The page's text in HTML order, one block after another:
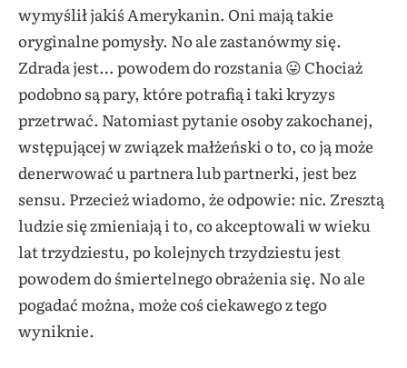
wymyślił jakiś Amerykanin. Oni mają takie
oryginalne pomysły. No ale zastanówmy się.
Zdrada jest… powodem do rozstania 😛 Chociaż
podobno są pary, które potrafią i taki kryzys
przetrwać. Natomiast pytanie osoby zakochanej,
wstępującej w związek małżeński o to, co ją może
denerwować u partnera lub partnerki, jest bez
sensu. Przecież wiadomo, że odpowie: nic. Zresztą
ludzie się zmieniają i to, co akceptowali w wieku
lat trzydziestu, po kolejnych trzydziestu jest
powodem do śmiertelnego obrażenia się. No ale
pogadać można, może coś ciekawego z tego
wyniknie.